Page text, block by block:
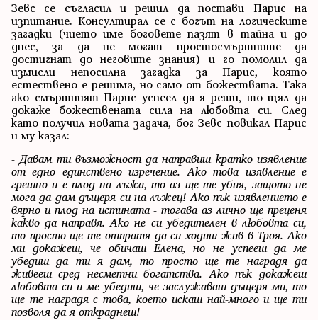
Зевс се съгласил и решил да постави Парис на
изпитание. Консултирал се с богът на логическите
загадки (чието име боговете пазят в тайна и до
днес, за да не могат простосмъртните да
достигнат до неговите знания) и го помолил да
измисли непосилна загадка за Парис, която
естествено е решима, но само от божествата. Така
ако смъртният Парис успеел да я реши, то щял да
докаже божествената сила на любовта си. След
като получил новата задача, бог Зевс повикал Парис
и му казал:
- Давам ти възможност да направиш кратко изявление
от едно единствено изречение. Ако това изявление е
грешно и е плод на лъжа, то аз ще те убия, защото не
мога да дам дъщеря си на лъжец! Ако пък изявлението е
вярно и плод на истината - тогава аз лично ще преценя
какво да направя. Ако не си убедителен в любовта си,
то просто ще те отпратя да си ходиш жив в Троя. Ако
ми докажеш, че обичаш Елена, но не успееш да ме
убедиш да ти я дам, то просто ще те наградя да
живееш сред несметни богатства. Ако пък докажеш
любовта си и ме убедиш, че заслужаваш дъщеря ми, то
ще те наградя с това, което искаш най-много и ще ти
позволя да я откраднеш!